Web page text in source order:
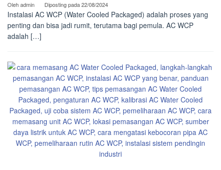
Olehadmin Diposting pada22/08/2024
Instalasi AC WCP (Water Cooled Packaged) adalah proses yang
penting dan bisa jadi rumit, terutama bagi pemula. AC WCP
adalah […]